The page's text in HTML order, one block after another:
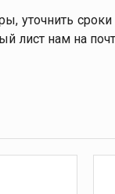
уточнить
лист нам на